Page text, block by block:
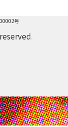
号